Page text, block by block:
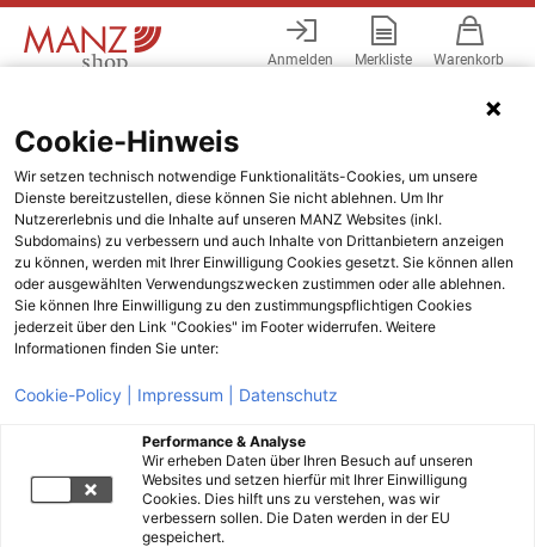
Anmelden Merkliste Warenkorb
Cookie-Hinweis
Wir setzen technisch notwendige Funktionalitäts-Cookies, um unsere
Dienste bereitzustellen, diese können Sie nicht ablehnen. Um Ihr
Nutzererlebnis und die Inhalte auf unseren MANZ Websites (inkl.
Subdomains) zu verbessern und auch Inhalte von Drittanbietern anzeigen
zu können, werden mit Ihrer Einwilligung Cookies gesetzt. Sie können allen
oder ausgewählten Verwendungszwecken zustimmen oder alle ablehnen.
Sie können Ihre Einwilligung zu den zustimmungspflichtigen Cookies
jederzeit über den Link "Cookies" im Footer widerrufen. Weitere
Informationen finden Sie unter:
Cookie-Policy | Impressum | Datenschutz
Performance & Analyse
Wir erheben Daten über Ihren Besuch auf unseren
Websites und setzen hierfür mit Ihrer Einwilligung
Cookies. Dies hilft uns zu verstehen, was wir
verbessern sollen. Die Daten werden in der EU
gespeichert.